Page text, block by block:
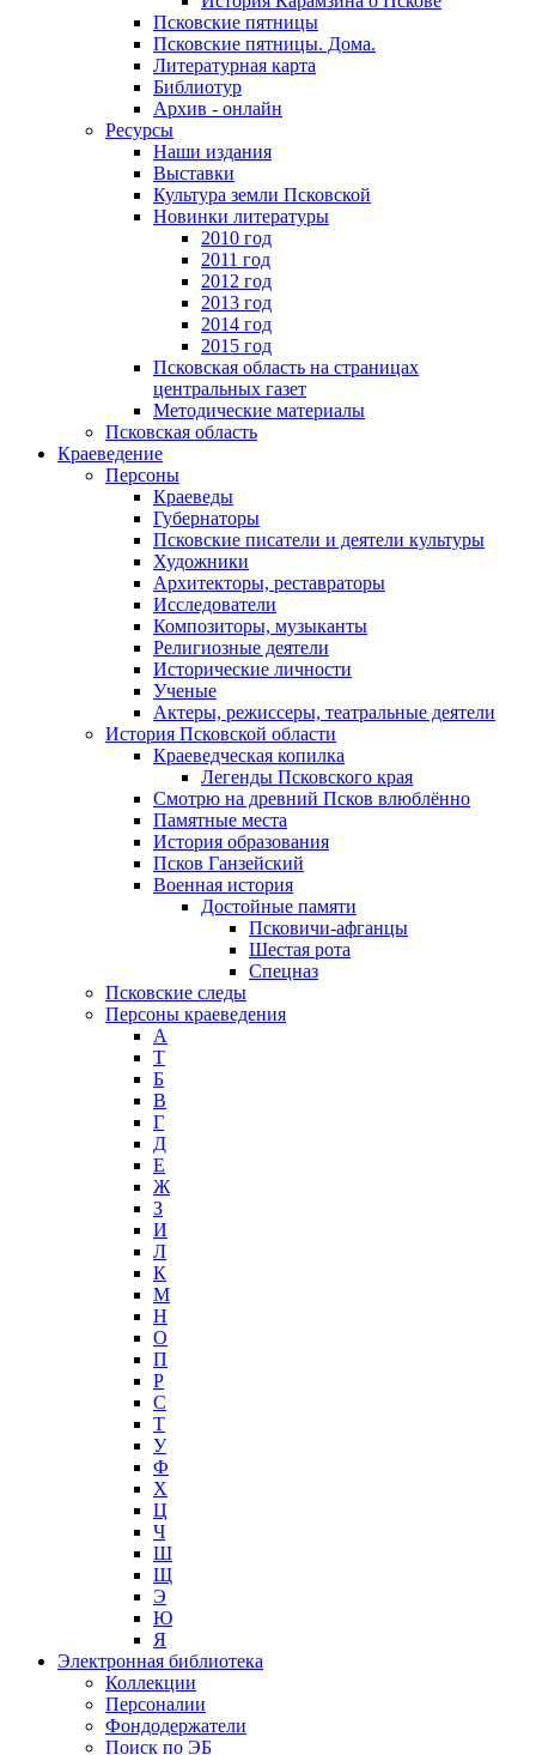
Псковские пятницы
Псковские пятницы. Дома.
Литературная карта
Библиотур
Архив - онлайн
Ресурсы
Наши издания
Выставки
Культура земли Псковской
Новинки литературы
2010 год
2011 год
2012 год
2013 год
2014 год
2015 год
Псковская область на страницах
центральных газет
Методические материалы
Псковская область
Краеведение
Персоны
Краеведы
Губернаторы
Псковские писатели и деятели культуры
Художники
Архитекторы, реставраторы
Исследователи
Композиторы, музыканты
Религиозные деятели
Исторические личности
Ученые
Актеры, режиссеры, театральные деятели
История Псковской области
Краеведческая копилка
Легенды Псковского края
Смотрю на древний Псков влюблённо
Памятные места
История образования
Псков Ганзейский
Военная история
Достойные памяти
Псковичи-афганцы
Шестая рота
Спецназ
Псковские следы
Персоны краеведения
А
T
Б
В
Г
Д
Е
Ж
З
И
Л
К
М
Н
О
П
Р
С
Т
У
Ф
Х
Ц
Ч
Ш
Щ
Э
Ю
Я
Электронная библиотека
Коллекции
Персоналии
Фондодержатели
Поиск по ЭБ